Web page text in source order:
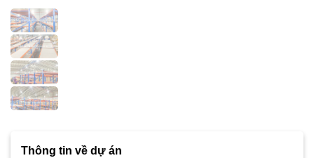
Thông tin về dự án